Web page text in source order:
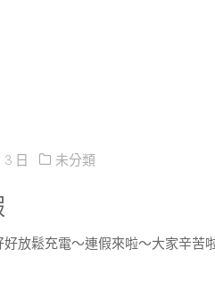
日 未分類
放鬆充電～​連假來啦～大家辛苦